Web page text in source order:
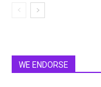
WE ENDORSE